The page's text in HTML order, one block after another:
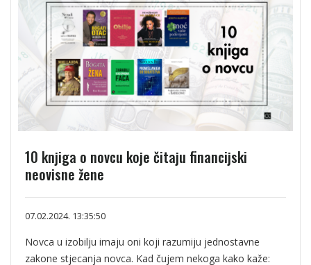
10 knjiga o novcu koje čitaju financijski
neovisne žene
07.02.2024. 13:35:50
Novca u izobilju imaju oni koji razumiju jednostavne
zakone stjecanja novca. Kad čujem nekoga kako kaže: